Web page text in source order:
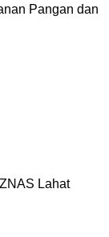
Pangan dan
Lahat